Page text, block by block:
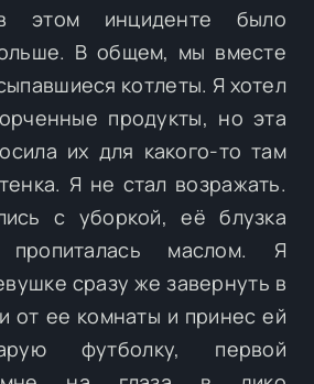
этом инциденте было
В общем, мы вместе
котлеты. Я хотел
продукты, но эта
их для какого-то там
Я не стал возражать.
с уборкой, её блузка
пропиталась маслом. Я
сразу же завернуть в
от ее комнаты и принес ей
футболку, первой